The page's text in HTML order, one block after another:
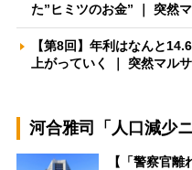
た”ヒミツのお金” ｜ 突然
【第8回】年利はなんと
上がっていく ｜ 突然マル
河合雅司「人口減少
【「警察官